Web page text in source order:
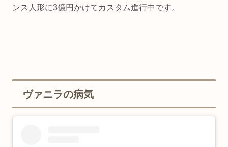
ンス人形に3億円かけてカスタム進行中です。
ヴァニラの病気